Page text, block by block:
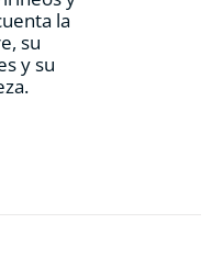
la
su
y su